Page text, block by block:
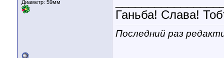
Диаметр: 59мм
Ганьба! Слава!
Последний раз